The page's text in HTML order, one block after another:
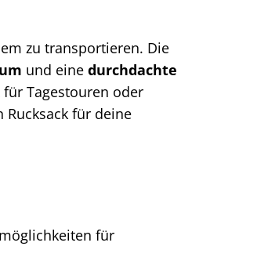
zu transportieren. Die
und eine durchdachte
Tagestouren oder
Rucksack für deine
für